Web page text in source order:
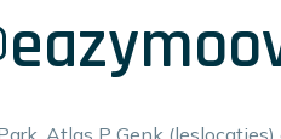
Atlas P Genk (leslocaties)